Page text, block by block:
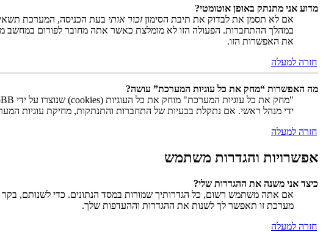
מדוע אני מתנתק באופן אוטומטי?
אם לא תסמן את לבדוק את תיבת הסימוןזכור אותי בעת הכניסה, המערכת
במהלך ההתחברות. הפעולה הזו לא מומלצת כאשר אתה מחובר לפורום
את האפשרות הזו.
חזרה למעלה
מה האפשרות “מחק את כל עוגיות המערכת” עושה?
ידי מנהל ראשי. אם נתקלת בבעיות של התחברות והתנתקות, מחיקת עוגיות
חזרה למעלה
אפשרויות והגדרות משתמש
כיצד אני משנה את ההגדרות שלי?
אם אתה משתמש רשום, כל הגדרותיך שמורות במסד הנתונים. כדי לשנותם,
מערכת זו תאפשר לך לשנות את ההגדרות וההעדפות שלך.
חזרה למעלה